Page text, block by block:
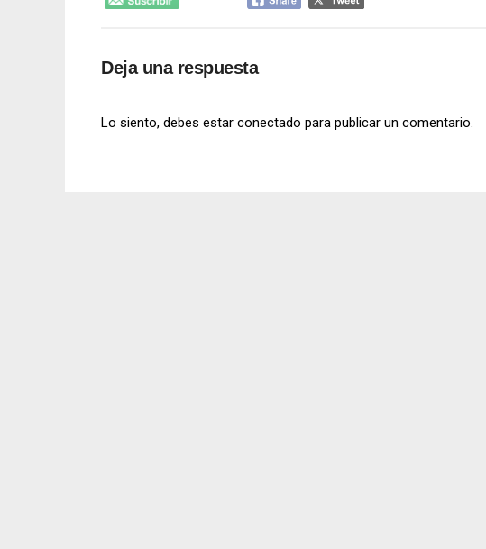
Deja una respuesta
Lo siento, debes estar conectado para publicar un comentario.